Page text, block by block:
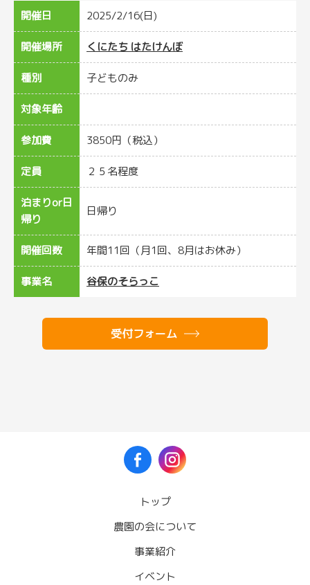
開催日 2025/2/16(日)
開催場所 くにたち はたけんぼ
種別 子どものみ
対象年齢
参加費 3850円（税込）
定員 ２５名程度
泊まりor日
帰り
日帰り
開催回数 年間11回（月1回、8月はお休み）
事業名 谷保のそらっこ
受付フォーム
トップ
農園の会について
事業紹介
イベント